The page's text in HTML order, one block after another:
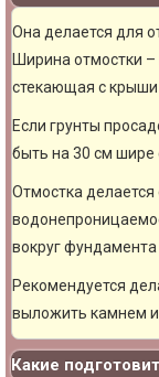
Она делается для
Ширина отмостки
стекающая с крыши
Если грунты
быть на 30 см шире
Отмостка
вокруг
Рекомендуется
выложить камнем и
Какие